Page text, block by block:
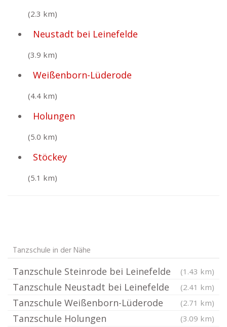
(2.3 km)
Neustadt bei Leinefelde
(3.9 km)
Weißenborn-Lüderode
(4.4 km)
Holungen
(5.0 km)
Stöckey
(5.1 km)
Tanzschule in der Nähe
Tanzschule Steinrode bei Leinefelde (1.43 km)
Tanzschule Neustadt bei Leinefelde (2.41 km)
Tanzschule Weißenborn-Lüderode (2.71 km)
Tanzschule Holungen (3.09 km)